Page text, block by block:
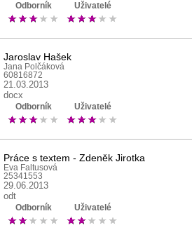
Odborník Uživatelé
Jaroslav Hašek
Jana Polčáková
60816872
21.03.2013
docx
Odborník Uživatelé
Práce s textem - Zdeněk Jirotka
Eva Faltusová
25341553
29.06.2013
odt
Odborník Uživatelé